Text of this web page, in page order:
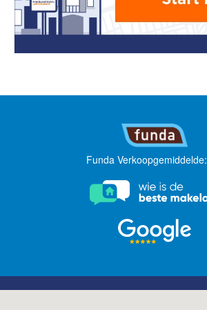
Funda Verkoopgemiddelde: